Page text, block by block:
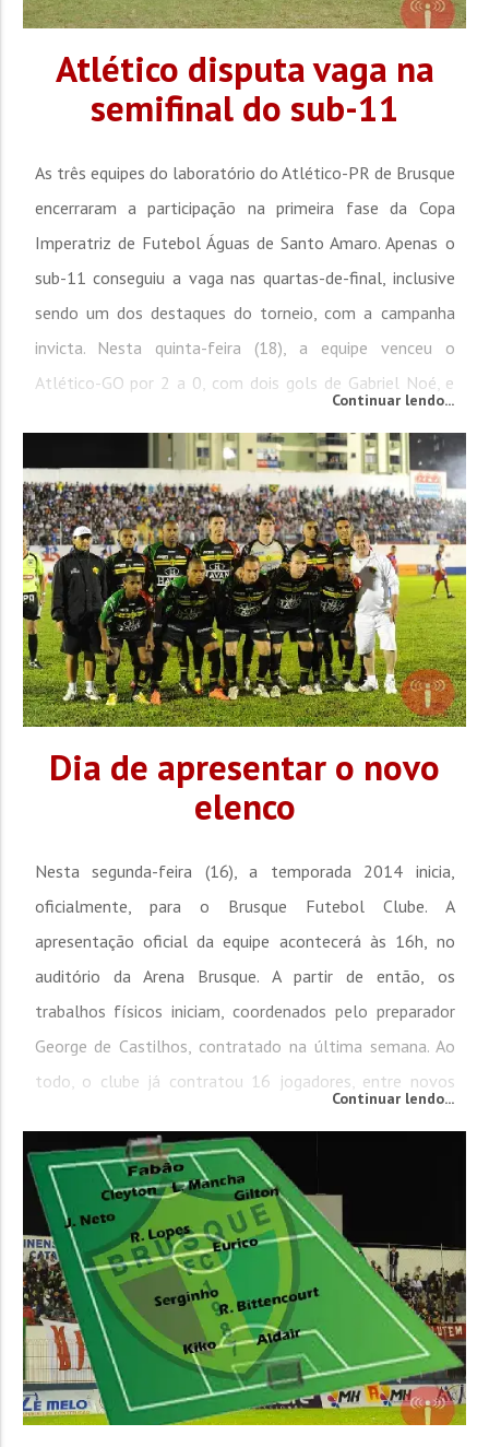
Atlético disputa vaga na
semifinal do sub-11
As três equipes do laboratório do Atlético-PR de Brusque
encerraram a participação na primeira fase da Copa
Imperatriz de Futebol Águas de Santo Amaro. Apenas o
sub-11 conseguiu a vaga nas quartas-de-final, inclusive
sendo um dos destaques do torneio, com a campanha
invicta. Nesta quinta-feira (18), a equipe venceu o
Atlético-GO por 2 a 0, com dois gols de Gabriel Noé, e
goleada pelo time de Goiás por 4 a 0 e acabou
eliminada...
Continuar lendo...
Dia de apresentar o novo
elenco
Nesta segunda-feira (16), a temporada 2014 inicia,
oficialmente, para o Brusque Futebol Clube. A
apresentação oficial da equipe acontecerá às 16h, no
auditório da Arena Brusque. A partir de então, os
trabalhos físicos iniciam, coordenados pelo preparador
George de Castilhos, contratado na última semana. Ao
todo, o clube já contratou 16 jogadores, entre novos
equipe. Dois deles vêm com contrato de empréstimo do
Joinville, Aldair e...
Continuar lendo...